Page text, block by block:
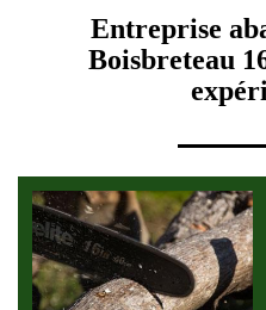
Entreprise
Boisbreteau